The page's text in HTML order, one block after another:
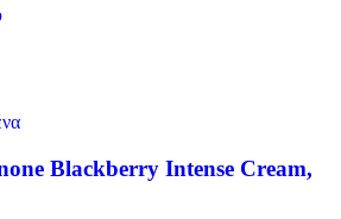
Blackberry Intense Cream,